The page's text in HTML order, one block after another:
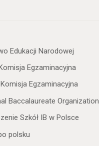
Edukacji Narodowej
Egzaminacyjna
Egzaminacyjna
Baccalaureate Organization
Szkół IB w Polsce
polsku